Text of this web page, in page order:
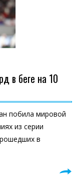
в беге на 10
побила мировой
из серии
в